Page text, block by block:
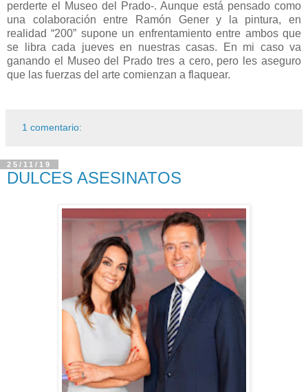
perderte el Museo del Prado-. Aunque está pensado como
una colaboración entre Ramón Gener y la pintura, en
realidad “200” supone un enfrentamiento entre ambos que
se libra cada jueves en nuestras casas. En mi caso va
ganando el Museo del Prado tres a cero, pero les aseguro
que las fuerzas del arte comienzan a flaquear.
1 comentario:
25/11/19
DULCES ASESINATOS